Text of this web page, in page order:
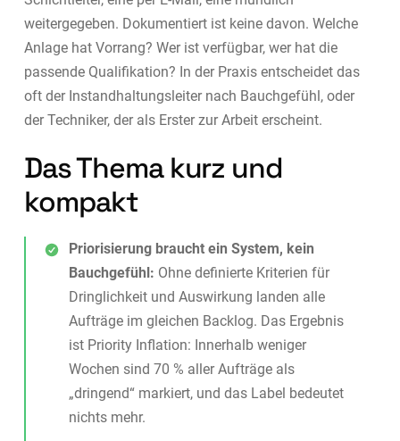
weitergegeben. Dokumentiert ist keine davon. Welche
Anlage hat Vorrang? Wer ist verfügbar, wer hat die
passende Qualifikation? In der Praxis entscheidet das
oft der Instandhaltungsleiter nach Bauchgefühl, oder
der Techniker, der als Erster zur Arbeit erscheint.
Das Thema kurz und
kompakt
Priorisierung braucht ein System, kein
Bauchgefühl: Ohne definierte Kriterien für
Dringlichkeit und Auswirkung landen alle
Aufträge im gleichen Backlog. Das Ergebnis
ist Priority Inflation: Innerhalb weniger
Wochen sind 70 % aller Aufträge als
„dringend“ markiert, und das Label bedeutet
nichts mehr.